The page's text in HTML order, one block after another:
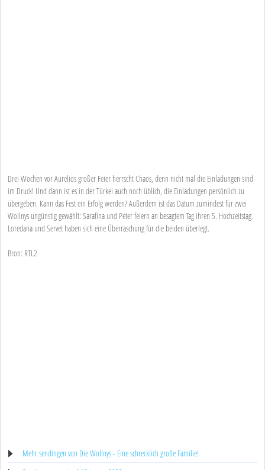
Drei Wochen vor Aurelios großer Feier herrscht Chaos, denn nicht mal die Einladungen sind
im Druck! Und dann ist es in der Türkei auch noch üblich, die Einladungen persönlich zu
übergeben. Kann das Fest ein Erfolg werden? Außerdem ist das Datum zumindest für zwei
Wollnys ungünstig gewählt: Sarafina und Peter feiern an besagtem Tag ihren 5. Hochzeitstag.
Loredana und Servet haben sich eine Überraschung für die beiden überlegt.
Bron: RTL2
Mehr sendingen von Die Wollnys - Eine schrecklich große Familie!